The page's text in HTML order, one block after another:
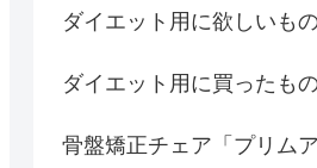
ダイエット用に欲しいも
ダイエット用に買ったも
骨盤矯正チェア「プリムア